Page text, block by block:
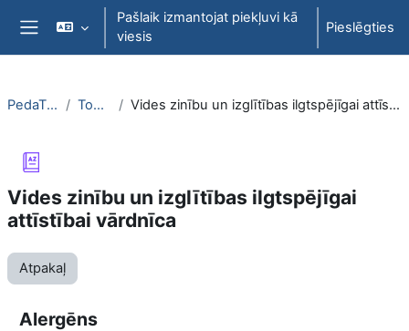
Atvērt galveno saturu
Sānu panelis
Pašlaik izmantojat piekļuvi kā
viesis
Pieslēgties
PedaT038 Topic 6 Vides zinību un izglītības ilgtspējīgai attīstībai vārdnīca
Vides zinību un izglītības ilgtspējīgai
attīstībai vārdnīca
Atpakaļ
Alergēns